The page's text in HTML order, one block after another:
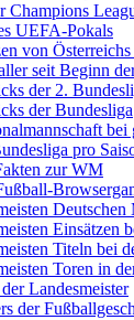
Champions
UEFA-Pokals
von
seit Beginn
der 2.
der Bundesliga
bei
pro
zur WM
Deutschen
Einsätzen
Titeln bei
Toren in
Landesmeister
der